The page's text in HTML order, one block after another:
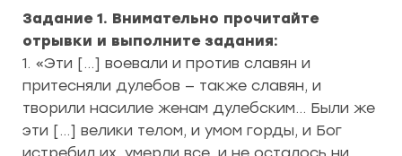
Задание 1. Внимательно прочитайте
отрывки и выполните задания:
1. «Эти […] воевали и против славян и
притесняли дулебов — также славян, и
творили насилие женам дулебским… Были же
эти […] велики телом, и умом горды, и Бог